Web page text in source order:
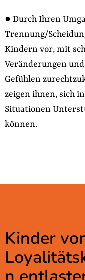
● Durch Ihren
Trennung/
Kindern vor, mit
Veränderungen
Gefühlen
zeigen ihnen, sich
Situationen
können.
Kinder